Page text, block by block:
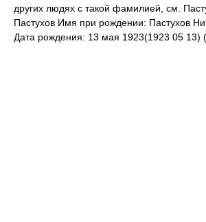
других людях с такой фамилией, см.
Пастухов Имя при рождении: Пастухов
Дата рождения: 13 мая 1923(1923 05